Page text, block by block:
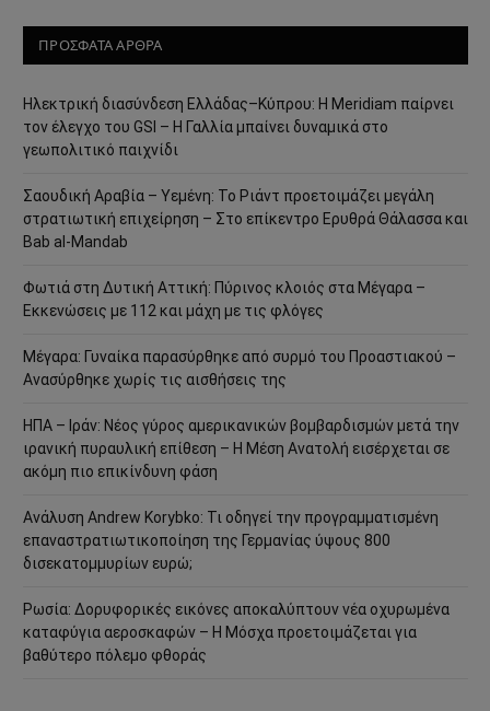
ΠΡΟΣΦΑΤΑ ΑΡΘΡΑ
Ηλεκτρική διασύνδεση Ελλάδας–Κύπρου: Η Meridiam παίρνει
τον έλεγχο του GSI – Η Γαλλία μπαίνει δυναμικά στο
γεωπολιτικό παιχνίδι
Σαουδική Αραβία – Υεμένη: Το Ριάντ προετοιμάζει μεγάλη
στρατιωτική επιχείρηση – Στο επίκεντρο Ερυθρά Θάλασσα και
Bab al-Mandab
Φωτιά στη Δυτική Αττική: Πύρινος κλοιός στα Μέγαρα –
Εκκενώσεις με 112 και μάχη με τις φλόγες
Μέγαρα: Γυναίκα παρασύρθηκε από συρμό του Προαστιακού –
Ανασύρθηκε χωρίς τις αισθήσεις της
ΗΠΑ – Ιράν: Νέος γύρος αμερικανικών βομβαρδισμών μετά την
ιρανική πυραυλική επίθεση – Η Μέση Ανατολή εισέρχεται σε
ακόμη πιο επικίνδυνη φάση
Ανάλυση Andrew Korybko: Τι οδηγεί την προγραμματισμένη
επαναστρατιωτικοποίηση της Γερμανίας ύψους 800
δισεκατομμυρίων ευρώ;
Ρωσία: Δορυφορικές εικόνες αποκαλύπτουν νέα οχυρωμένα
καταφύγια αεροσκαφών – Η Μόσχα προετοιμάζεται για
βαθύτερο πόλεμο φθοράς